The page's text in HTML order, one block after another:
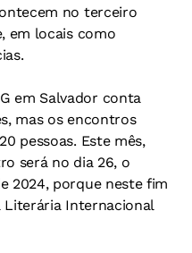
no terceiro
em locais como
em Salvador conta
mas os encontros
pessoas. Este mês,
será no dia 26, o
2024, porque neste fim
Literária Internacional